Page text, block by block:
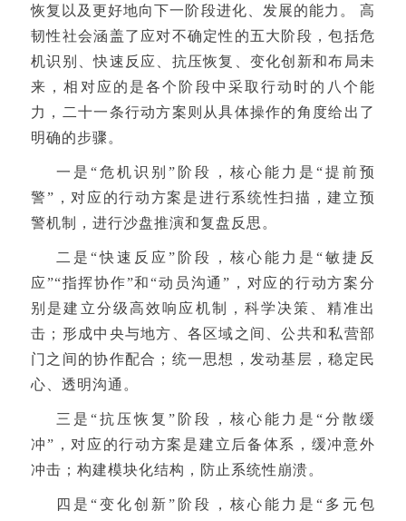
恢复以及更好地向下一阶段进化、发展的能力。 高
韧性社会涵盖了应对不确定性的五大阶段，包括危
机识别、快速反应、抗压恢复、变化创新和布局未
来，相对应的是各个阶段中采取行动时的八个能
力，二十一条行动方案则从具体操作的角度给出了
明确的步骤。
一是“危机识别”阶段，核心能力是“提前预
警”，对应的行动方案是进行系统性扫描，建立预
警机制，进行沙盘推演和复盘反思。
二是“快速反应”阶段，核心能力是“敏捷反
应”“指挥协作”和“动员沟通”，对应的行动方案分
别是建立分级高效响应机制，科学决策、精准出
击；形成中央与地方、各区域之间、公共和私营部
门之间的协作配合；统一思想，发动基层，稳定民
心、透明沟通。
三是“抗压恢复”阶段，核心能力是“分散缓
冲”，对应的行动方案是建立后备体系，缓冲意外
冲击；构建模块化结构，防止系统性崩溃。
四是“变化创新”阶段，核心能力是“多元包